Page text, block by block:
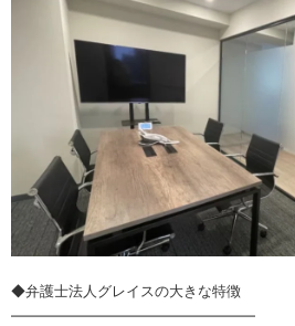
◆弁護士法人グレイスの大きな特徴
━━━━━━━━━━━━━━━━━